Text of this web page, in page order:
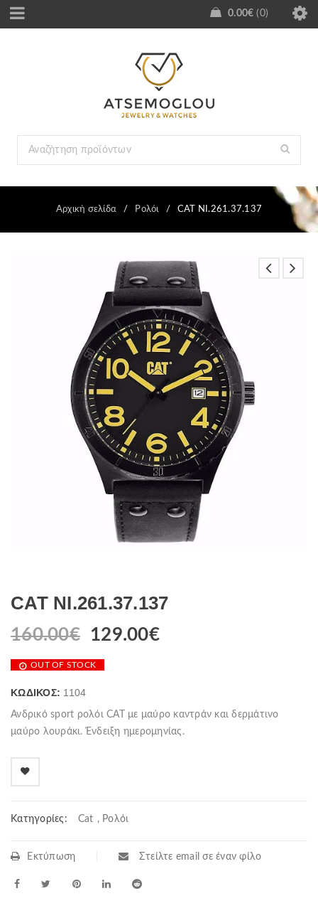
0.00€ 0
Αρχική σελίδα / Ρολόι / CAT NI.261.37.137
CAT NI.261.37.137
160.00€ 129.00€
OUT OF STOCK
ΚΩΔΙΚΌΣ: 1104
Ανδρικό sport ρολόι CAT με μαύρο καντράν και δερμάτινο
μαύρο λουράκι. Ένδειξη ημερομηνίας.
Κατηγορίες: Cat , Ρολόι
Εκτύπωση Στείλτε email σε έναν φίλο